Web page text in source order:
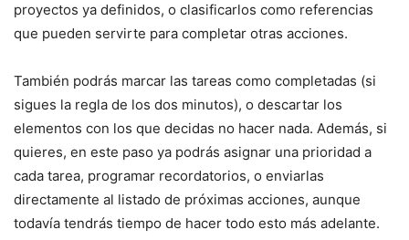
proyectos ya definidos, o clasificarlos como referencias
que pueden servirte para completar otras acciones.
También podrás marcar las tareas como completadas (si
sigues la regla de los dos minutos), o descartar los
elementos con los que decidas no hacer nada. Además, si
quieres, en este paso ya podrás asignar una prioridad a
cada tarea, programar recordatorios, o enviarlas
directamente al listado de próximas acciones, aunque
todavía tendrás tiempo de hacer todo esto más adelante.